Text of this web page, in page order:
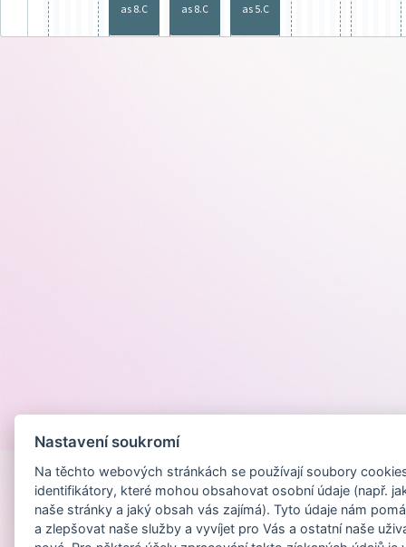
as 8.C as 8.C as 5.C
Nastavení soukromí
Na těchto webových stránkách se používají soubory
identifikátory, které mohou obsahovat osobní údaje (např.
naše stránky a jaký obsah vás zajímá). Tyto údaje nám
a zlepšovat naše služby a vyvíjet pro Vás a ostatní naše